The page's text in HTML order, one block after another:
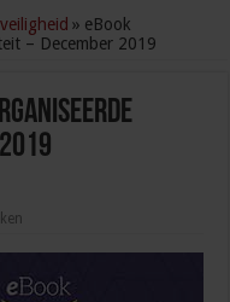
» eBook
– December 2019